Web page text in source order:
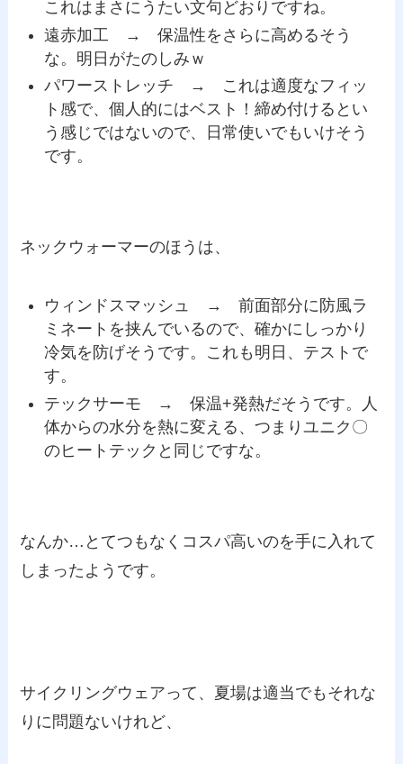
これはまさにうたい文句どおりですね。
遠赤加工 → 保温性をさらに高めるそう
な。明日がたのしみｗ
パワーストレッチ → これは適度なフィッ
ト感で、個人的にはベスト！締め付けるとい
う感じではないので、日常使いでもいけそう
です。
ネックウォーマーのほうは、
ウィンドスマッシュ → 前面部分に防風ラ
ミネートを挟んでいるので、確かにしっかり
冷気を防げそうです。これも明日、テストで
す。
テックサーモ → 保温+発熱だそうです。人
体からの水分を熱に変える、つまりユニク〇
のヒートテックと同じですな。
なんか…とてつもなくコスパ高いのを手に入れて
しまったようです。
サイクリングウェアって、夏場は適当でもそれな
りに問題ないけれど、